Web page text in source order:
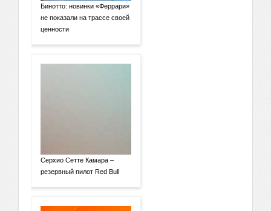
Бинотто: новинки «Феррари»
не показали на трассе своей
ценности
Серхио Сетте Камара –
резервный пилот Red Bull